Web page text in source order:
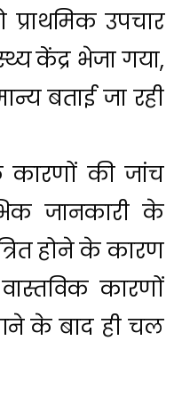
उपचार
केंद्र भेजा गया,
बताई जा रही
कारणों की जांच
जानकारी के
होने के कारण
कारणों
आने के बाद ही चल